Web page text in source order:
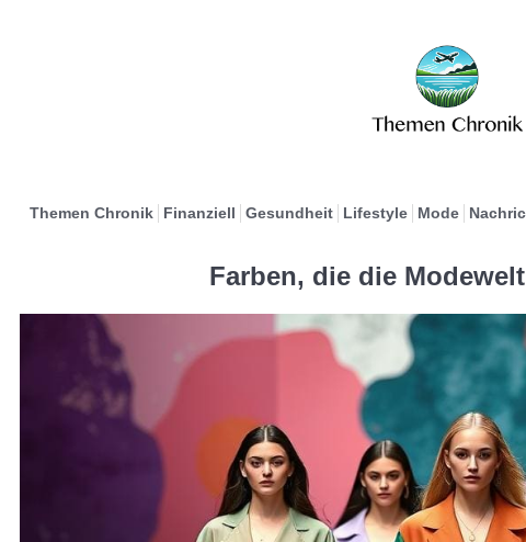
Themen Chronik Finanziell Gesundheit Lifestyle Mode
Farben, die die